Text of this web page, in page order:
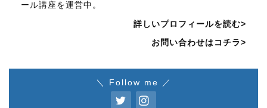
ール講座を運営中。
詳しいプロフィールを読む>
お問い合わせはコチラ>
＼ Follow me ／